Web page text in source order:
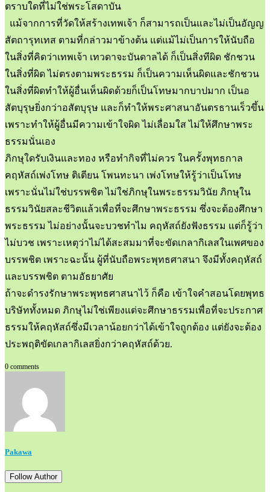
ตราบใดที่ไม่ใช่พระโสดาบัน
แม้จากการที่วัดให้สร้างเทพเจ้า ก็สามารถเป็นและไม่เป็นอัญญ
สัตถารุทเทส ตามที่กล่าวมาข้างต้น แต่แม้ไม่เป็นการให้นับถือ
ในสิ่งที่คิดว่าเทพเจ้า เทวดาจะบันดาลได้ ก็เป็นสิ่งทีผิด ชักชวน
ในสิ่งที่ผิด ไม่ตรงตามพระธรรม ก็เป็นความเห็นผิดและชักชวน
ในสิ่งที่ผิดทำให้ผู้อื่นเห็นผิดด้วยก็เป็นโทษมากบาปมาก เป็นอ
สัตบุรุษยิ่งกว่าอสัตบุรุษ และก็ทำให้พระศาสนาอันตรธานเร็วขึ้น
เพราะทำให้ผู้อื่นมีความเข้าใจผิด ไม่เลื่อมใส ไม่ให้ศึกษาพระ
ธรรมนั่นเอง
ภิกษุใดรับเงินและทอง หรือทำกิจที่ไม่ควร ในครั้งพุทธกาล
คฤหัสถ์เพ่งโทษ ติเตียน โพนทะนา เพ่งโทษให้รู้ว่าเป็นโทษ
เพราะนั่นไม่ใช่บรรพชิต ไม่ใช่ภิกษุในพระธรรมวินัย ภิกษุใน
ธรรมวินัยสละชีวิตแล้วเพื่อที่จะศึกษาพระธรรม ซึ่งจะต้องศึกษา
พระธรรม ไม่อย่างนั้นจะบวชทำไม คฤหัสถ์ยังฟังธรรม แต่ก็รู้ว่า
ไม่บวช เพราะเหตุว่าไม่ได้สะสมมาที่จะขัดเกลากิเลสในเพศของ
บรรพชิต เพราะฉะนั้น ผู้ที่นับถือพระพุทธศาสนา จึงมีทั้งคฤหัสถ์
และบรรพชิต ตามอัธยาศัย
ถ้าจะดำรงรักษาพระพุทธศาสนาไว้ ก็คือ เข้าใจคำสอนโดยพุทธ
บริษัททั้งหมด ภิกษุไม่ใช่เพียงแต่จะศึกษาธรรมเพื่อที่จะประกาศ
ธรรมให้คฤหัสถ์ซึ่งมีเวลาน้อยกว่าได้เข้าใจถูกต้อง แต่ยังจะต้อง
ประพฤติขัดเกลากิเลสยิ่งกว่าคฤหัสถ์ด้วย.
0 comments
Pakawa
Follow Author